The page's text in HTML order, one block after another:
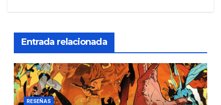
Entrada relacionada
RESEÑAS